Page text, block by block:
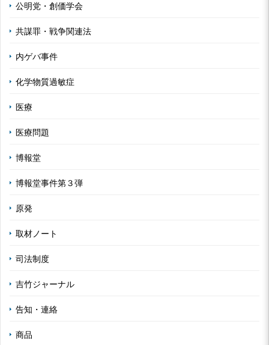
公明党・創価学会
共謀罪・戦争関連法
内ゲバ事件
化学物質過敏症
医療
医療問題
博報堂
博報堂事件第３弾
原発
取材ノート
司法制度
吉竹ジャーナル
告知・連絡
商品